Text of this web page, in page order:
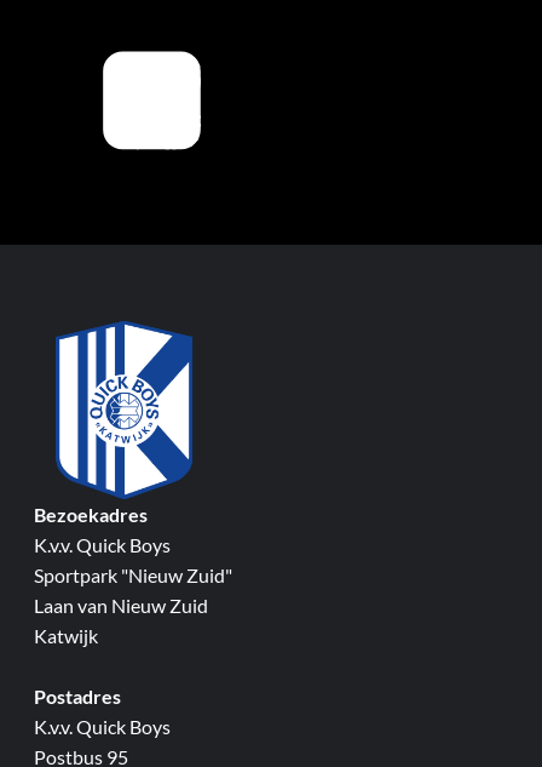
Bezoekadres
K.v.v. Quick Boys
Sportpark "Nieuw Zuid"
Laan van Nieuw Zuid
Katwijk
Postadres
K.v.v. Quick Boys
Postbus 95